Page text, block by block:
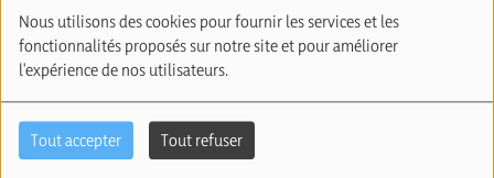
Nous utilisons des cookies pour fournir les services et les
fonctionnalités proposés sur notre site et pour améliorer
l'expérience de nos utilisateurs.
Tout accepter Tout refuser